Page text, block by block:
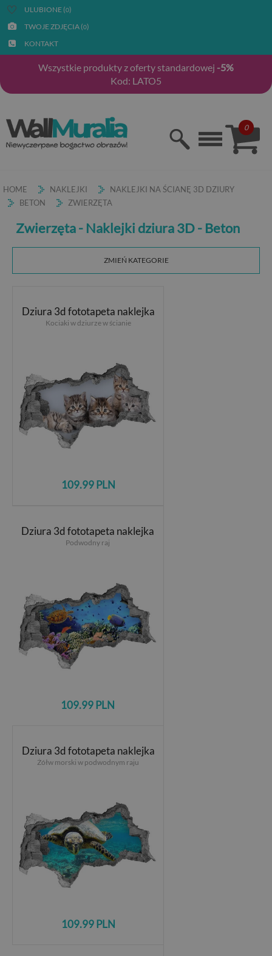
ULUBIONE (0)
TWOJE ZDJĘCIA (0)
KONTAKT
Wszystkie produkty z oferty standardowej -5%
Kod: LATO5
0
HOME NAKLEJKI
NAKLEJKI NA ŚCIANĘ 3D DZIURY
BETON
ZWIERZĘTA
Zwierzęta - Naklejki dziura 3D - Beton
ZMIEŃ KATEGORIE
Dziura 3d fototapeta naklejka
Kociaki w dziurze w ścianie
109.99 PLN
Dziura 3d fototapeta naklejka
Podwodny raj
109.99 PLN
Dziura 3d fototapeta naklejka
Żółw morski w podwodnym raju
109.99 PLN